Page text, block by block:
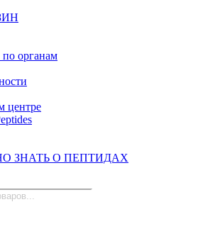
органам
центре
ЗНАТЬ О ПЕПТИДАХ